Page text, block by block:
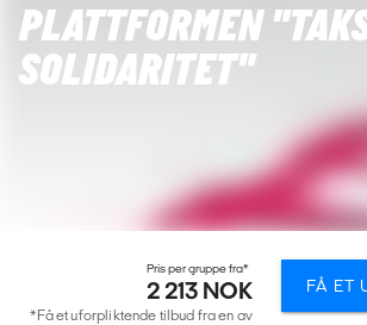
PLATTFORMEN
SOLIDARITET"
Pris per gruppe fra*
2 213 NOK
*Få et uforpliktende tilbud fra en av
FÅ ET